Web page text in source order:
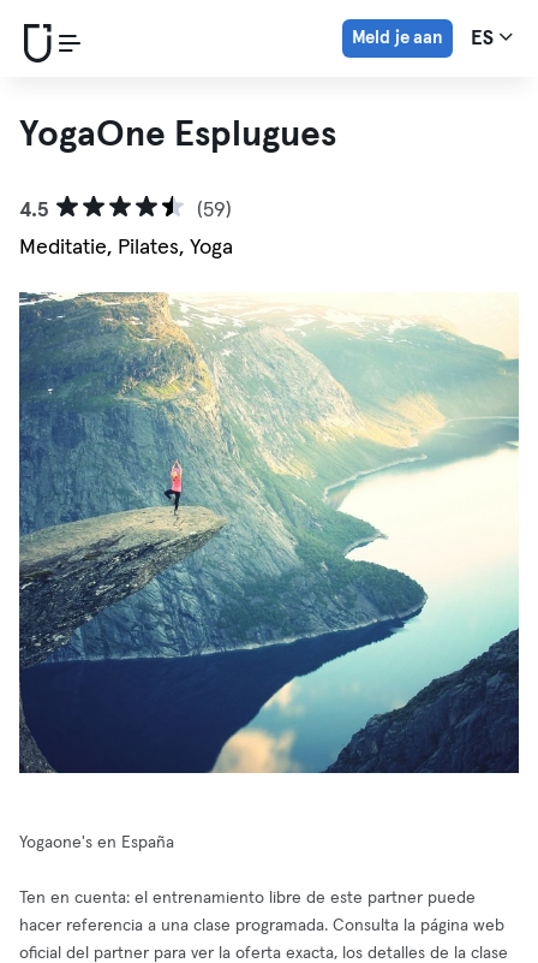
Meld je aan ES
YogaOne Esplugues
4.5
(59)
Meditatie, Pilates, Yoga
Yogaone's en España
Ten en cuenta: el entrenamiento libre de este partner puede
hacer referencia a una clase programada. Consulta la página web
oficial del partner para ver la oferta exacta, los detalles de la clase